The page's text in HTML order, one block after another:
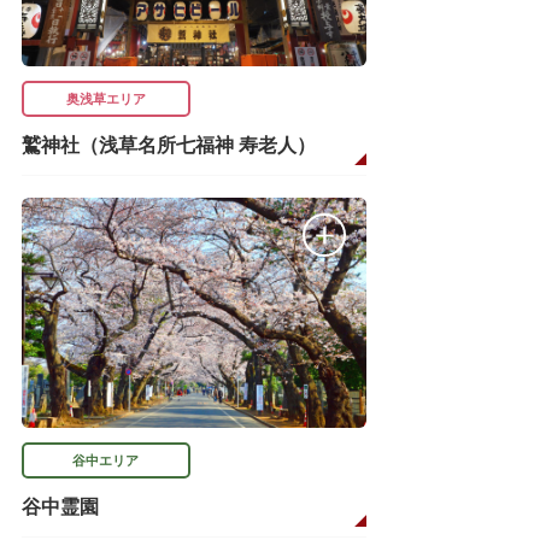
奥浅草エリア
鷲神社（浅草名所七福神 寿老人）
谷中エリア
谷中霊園